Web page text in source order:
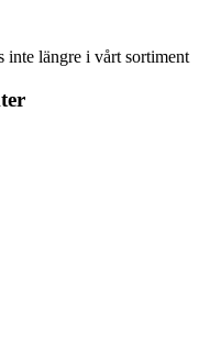
inte längre i vårt sortiment